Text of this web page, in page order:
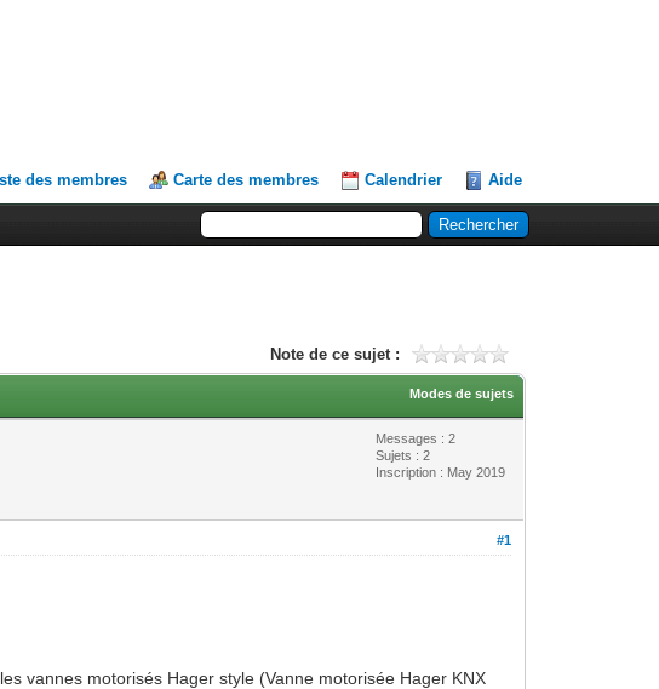
des membres Carte des membres Calendrier Aide
Note de ce sujet :
Modes de sujets
Messages : 2
Sujets : 2
Inscription : May 2019
#1
vannes motorisés Hager style (Vanne motorisée Hager KNX